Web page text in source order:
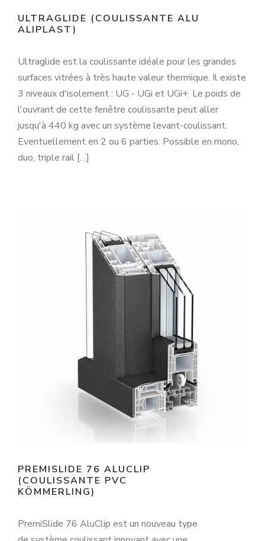
ULTRAGLIDE (COULISSANTE ALU
ALIPLAST)
Ultraglide est la coulissante idéale pour les grandes
surfaces vitrées à très haute valeur thermique. Il existe
3 niveaux d'isolement : UG - UGi et UGi+. Le poids de
l'ouvrant de cette fenêtre coulissante peut aller
jusqu'à 440 kg avec un système levant-coulissant.
Eventuellement en 2 ou 6 parties. Possible en mono,
duo, triple rail […]
PREMISLIDE 76 ALUCLIP
(COULISSANTE PVC
KÖMMERLING)
PremiSlide 76 AluClip est un nouveau type